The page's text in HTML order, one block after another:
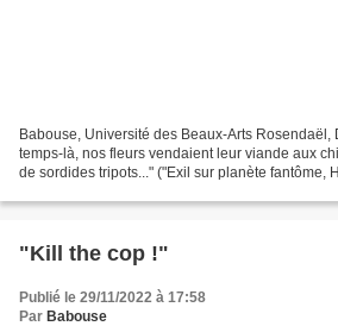
Babouse, Université des Beaux-Arts Rosendaël,
temps-là, nos fleurs vendaient leur viande aux
de sordides tripots..." ("Exil sur planète fantôme,
"Kill the cop !"
Publié le 29/11/2022 à 17:58
Par Babouse